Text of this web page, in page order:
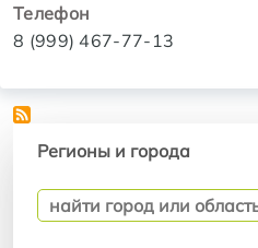
Телефон
8 (999) 467-77-13
Регионы и города